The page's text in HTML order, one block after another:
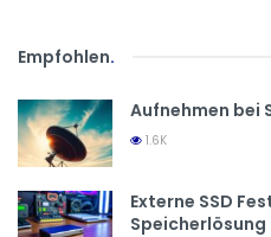
Empfohlen.
Aufnehmen bei
1.6K
Externe SSD
Speicherlösung